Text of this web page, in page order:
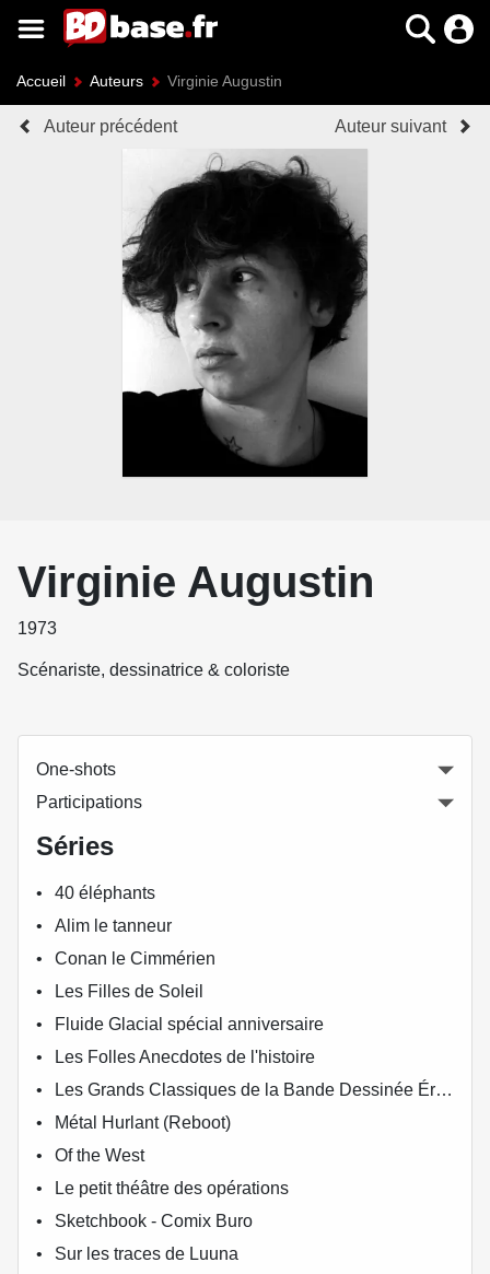
Accueil Auteurs Virginie Augustin
Auteur précédent Auteur suivant
Virginie Augustin
1973
Scénariste, dessinatrice & coloriste
One-shots
Participations
Séries
40 éléphants
Alim le tanneur
Conan le Cimmérien
Les Filles de Soleil
Fluide Glacial spécial anniversaire
Les Folles Anecdotes de l'histoire
Les Grands Classiques de la Bande Dessinée Érotique - La Collection
Métal Hurlant (Reboot)
Of the West
Le petit théâtre des opérations
Sketchbook - Comix Buro
Sur les traces de Luuna